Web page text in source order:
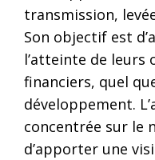
transmission,
Son objectif est
l’atteinte de
financiers, quel
développement.
concentrée sur le
d’apporter une